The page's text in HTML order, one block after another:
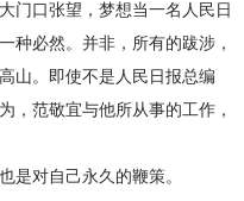
口张望，梦想当一名人民日
种必然。并非，所有的跋涉，
山。即使不是人民日报总编
，范敬宜与他所从事的工作，
对自己永久的鞭策。